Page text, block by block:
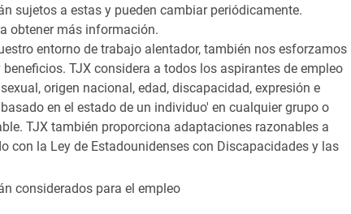
sujetos a estas y pueden cambiar periódicamente.
obtener más información.
entorno de trabajo alentador, también nos esforzamos
TJX considera a todos los aspirantes de empleo
origen nacional, edad, discapacidad, expresión e
en el estado de un individuo' en cualquier grupo o
TJX también proporciona adaptaciones razonables a
la Ley de Estadounidenses con Discapacidades y las
considerados para el empleo